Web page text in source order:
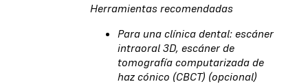
Herramientas recomendadas
Para una clínica dental: escáner
intraoral 3D, escáner de
tomografía computarizada de
haz cónico (CBCT) (opcional)